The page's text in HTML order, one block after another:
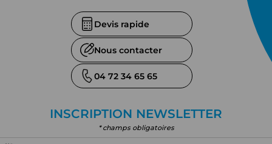
Devis rapide
Nous contacter
04 72 34 65 65
INSCRIPTION NEWSLETTER
* champs obligatoires